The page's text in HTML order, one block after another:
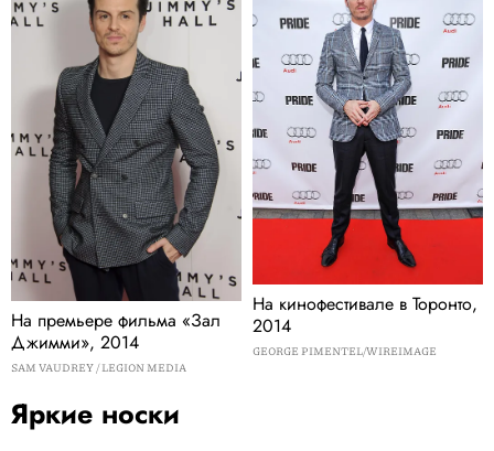
На премьере фильма «Зал
Джимми», 2014
SAM VAUDREY / LEGION MEDIA
На кинофестивале в Торонто,
2014
GEORGE PIMENTEL/WIREIMAGE
Яркие носки